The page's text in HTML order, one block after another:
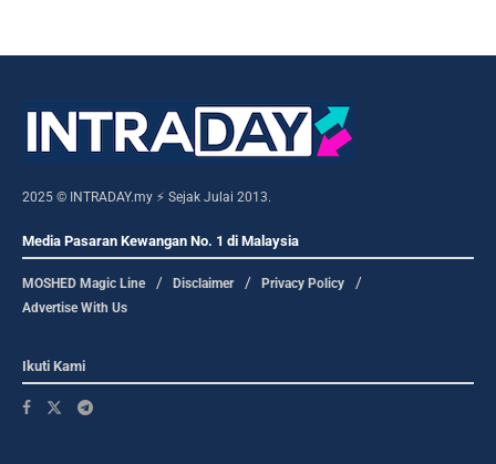
2025 © INTRADAY.my ⚡ Sejak Julai 2013.
Media Pasaran Kewangan No. 1 di Malaysia
MOSHED Magic Line Disclaimer
Privacy Policy
Advertise With Us
Ikuti Kami